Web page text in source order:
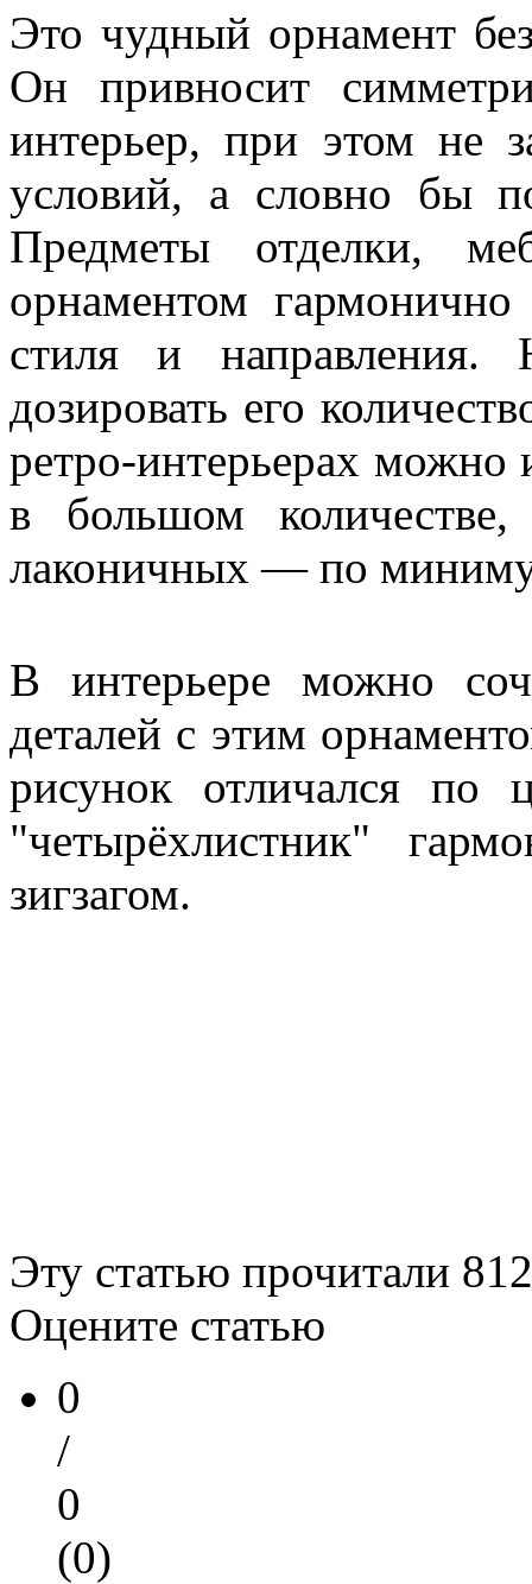
Это чудный орнамент
Он привносит
интерьер, при этом не
условий, а словно бы
Предметы отделки,
орнаментом
стиля и направления.
дозировать его
ретро-интерьерах можно
в большом
лаконичных — по
В интерьере можно
деталей с этим
рисунок отличался по
"четырёхлистник"
зигзагом.
Эту статью прочитали
Оцените статью
0
/
0
(0)